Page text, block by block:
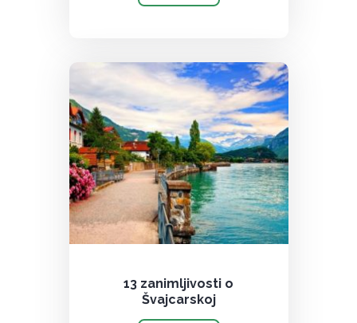
13 zanimljivosti o
Švajcarskoj